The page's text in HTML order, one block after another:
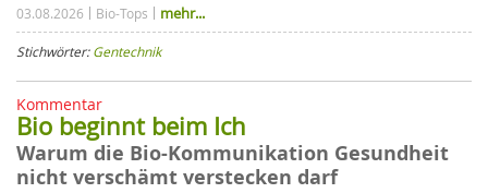
03.08.2026 Bio-Tops mehr...
Stichwörter:Gentechnik
Kommentar
Bio beginnt beim Ich
Warum die Bio-Kommunikation Gesundheit
nicht verschämt verstecken darf